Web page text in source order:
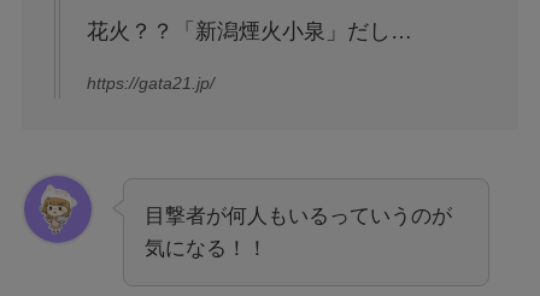
花火？？「新潟煙火小泉」だし…
https://gata21.jp/
目撃者が何人もいるっていうのが
気になる！！